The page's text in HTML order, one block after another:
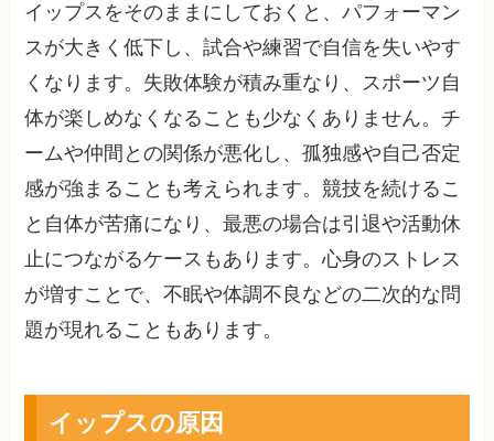
イップスをそのままにしておくと、パフォーマン
スが大きく低下し、試合や練習で自信を失いやす
くなります。失敗体験が積み重なり、スポーツ自
体が楽しめなくなることも少なくありません。チ
ームや仲間との関係が悪化し、孤独感や自己否定
感が強まることも考えられます。競技を続けるこ
と自体が苦痛になり、最悪の場合は引退や活動休
止につながるケースもあります。心身のストレス
が増すことで、不眠や体調不良などの二次的な問
題が現れることもあります。
イップスの原因